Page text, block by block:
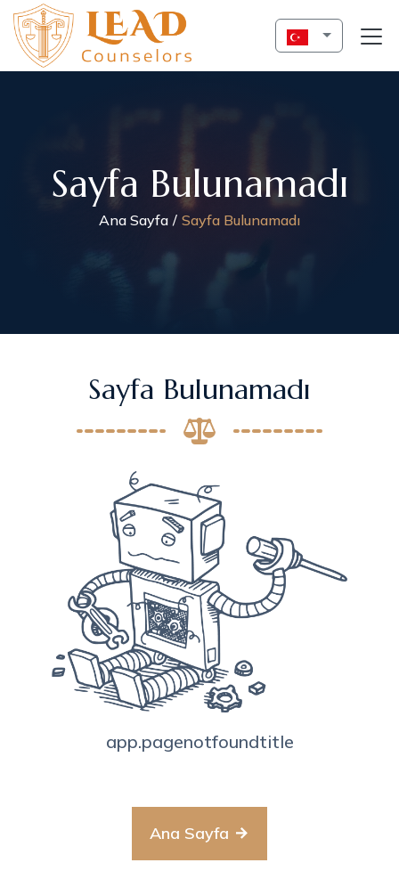
Sayfa Bulunamadı
Ana Sayfa Sayfa Bulunamadı
Sayfa Bulunamadı
app.pagenotfoundtitle
Ana Sayfa